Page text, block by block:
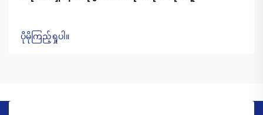
ပိုမိုကြည့်ရှုပါ။